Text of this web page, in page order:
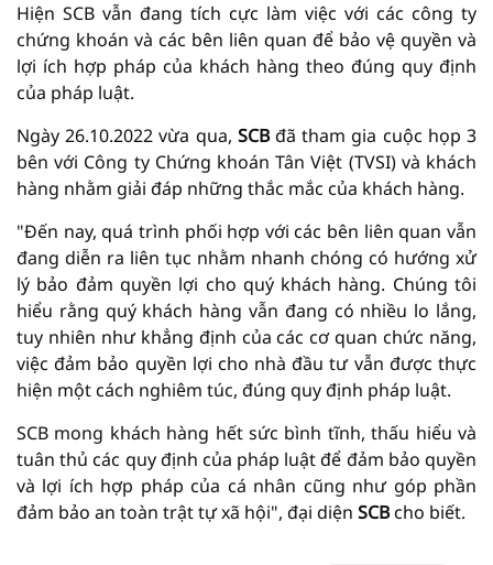
Hiện SCB vẫn đang tích cực làm việc với các công ty
chứng khoán và các bên liên quan để bảo vệ quyền và
lợi ích hợp pháp của khách hàng theo đúng quy định
của pháp luật.
Ngày 26.10.2022 vừa qua, SCBđã tham gia cuộc họp 3
bên với Công ty Chứng khoán Tân Việt (TVSI) và khách
hàng nhằm giải đáp những thắc mắc của khách hàng.
"Đến nay, quá trình phối hợp với các bên liên quan vẫn
đang diễn ra liên tục nhằm nhanh chóng có hướng xử
lý bảo đảm quyền lợi cho quý khách hàng. Chúng tôi
hiểu rằng quý khách hàng vẫn đang có nhiều lo lắng,
tuy nhiên như khẳng định của các cơ quan chức năng,
việc đảm bảo quyền lợi cho nhà đầu tư vẫn được thực
hiện một cách nghiêm túc, đúng quy định pháp luật.
SCB mong khách hàng hết sức bình tĩnh, thấu hiểu và
tuân thủ các quy định của pháp luật để đảm bảo quyền
và lợi ích hợp pháp của cá nhân cũng như góp phần
đảm bảo an toàn trật tự xã hội", đại diện SCBcho biết.